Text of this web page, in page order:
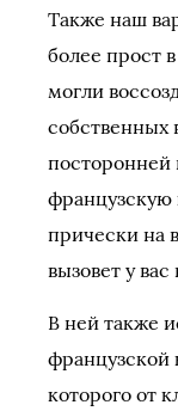
Также наш
более прост
могли
собственных
посторонней
французскую
прически на
вызовет у
В ней также
французской
которого от